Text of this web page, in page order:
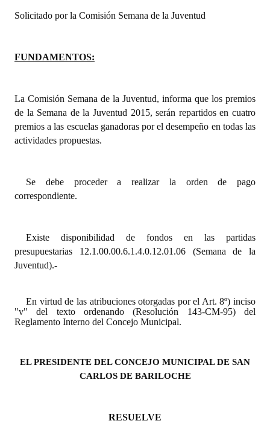
Actas de Sesión
Actas de Audiencias Públicas
NORMATIVA
Declaraciones
Resoluciones
INSTITUCIONAL
Noticias Destacadas
Registros y Distinciones
Premio al Mérito - Registro
Solicitado por la Comisión Semana de la Juventud
FUNDAMENTOS:
La Comisión Semana de la Juventud, informa que los premios
de la Semana de la Juventud 2015, serán repartidos en cuatro
premios a las escuelas ganadoras por el desempeño en todas las
actividades propuestas.
Se debe proceder a realizar la orden de pago
correspondiente.
Existe disponibilidad de fondos en las partidas
presupuestarias 12.1.00.00.6.1.4.0.12.01.06 (Semana de la
Juventud).-
En virtud de las atribuciones otorgadas por el Art. 8º) inciso
"v" del texto ordenando (Resolución 143-CM-95) del
Reglamento Interno del Concejo Municipal.
EL PRESIDENTE DEL CONCEJO MUNICIPAL DE SAN
CARLOS DE BARILOCHE
RESUELVE